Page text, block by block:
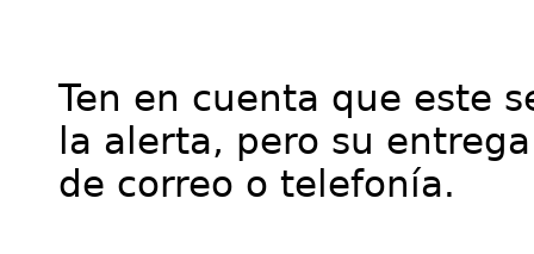
Ten en cuenta que este
la alerta, pero su
de correo o telefonía.